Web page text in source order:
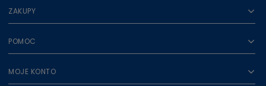
ZAKUPY
POMOC
MOJE KONTO